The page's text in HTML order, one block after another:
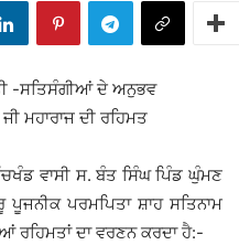
-ਸਤਿਸੰਗੀਆਂ ਦੇ ਅਨੁਭਵ
ਮਹਾਰਾਜ ਦੀ ਰਹਿਮਤ
ਵਾਸੀ ਸ. ਬੰਤ ਸਿੰਘ ਪਿੰਡ ਘੁੰਮਣ
ਪਰਮਪਿਤਾ ਸ਼ਾਹ ਸਤਿਨਾਮ
ਰਹਿਮਤਾਂ ਦਾ ਵਰਣਨ ਕਰਦਾ ਹੈ:-